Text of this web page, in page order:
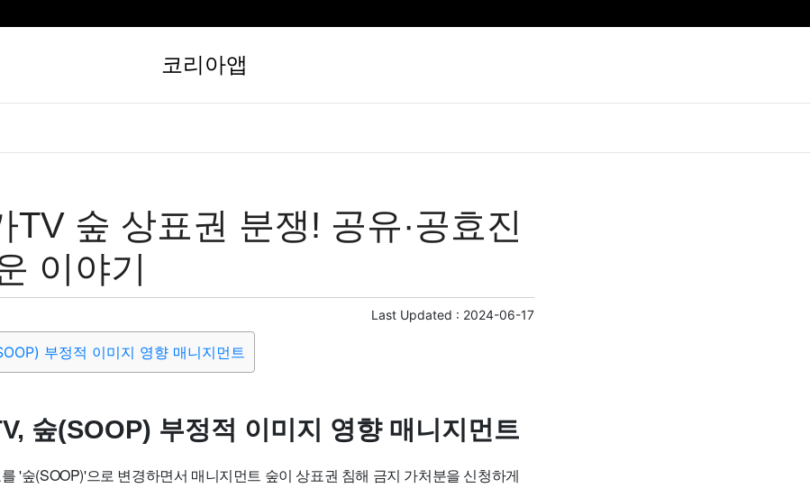
코리아앱
TV 숲 상표권 분쟁! 공유·공효진
이야기
Last Updated : 2024-06-17
부정적 이미지 영향 매니지먼트
숲(SOOP) 부정적 이미지 영향 매니지먼트
'숲(SOOP)'으로 변경하면서 매니지먼트 숲이 상표권 침해 금지 가처분을 신청하게